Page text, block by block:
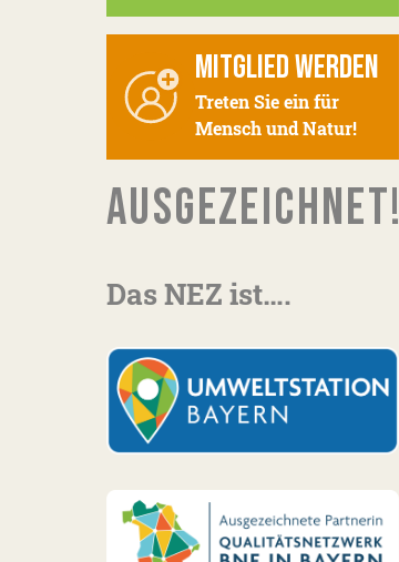
MITGLIED WERDEN
Treten Sie ein für
Mensch und Natur!
AUSGEZEICHNET!
Das NEZ ist….